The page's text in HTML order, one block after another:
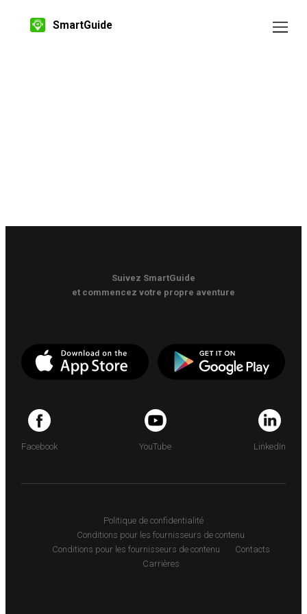
SmartGuide
Suivez SmartGuide
et commencez votre propre aventure
Facebook YouTube LinkedIn
Politique de confidentialité
Conditions pour les fournisseurs de contenu
Conditions pour les fournisseurs de contenu
Contacts
Carrières